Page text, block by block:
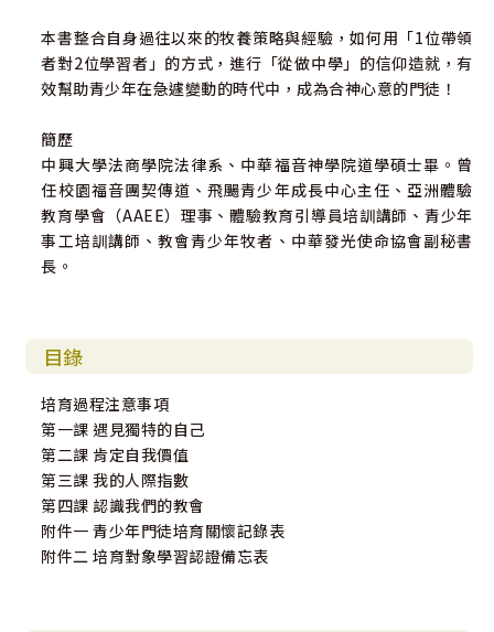
本書整合自身過往以來的牧養策略與經驗，如何用「1位帶領
者對2位學習者」的方式，進行「從做中學」的信仰造就，有
效幫助青少年在急遽變動的時代中，成為合神心意的門徒！
簡歷
中興大學法商學院法律系、中華福音神學院道學碩士畢。曾
任校園福音團契傳道、飛颺青少年成長中心主任、亞洲體驗
教育學會（AAEE）理事、體驗教育引導員培訓講師、青少年
事工培訓講師、教會青少年牧者、中華發光使命協會副秘書
長。
目錄
培育過程注意事項
第一課 遇見獨特的自己
第二課 肯定自我價值
第三課 我的人際指數
第四課 認識我們的教會
附件一 青少年門徒培育關懷記錄表
附件二 培育對象學習認證備忘表